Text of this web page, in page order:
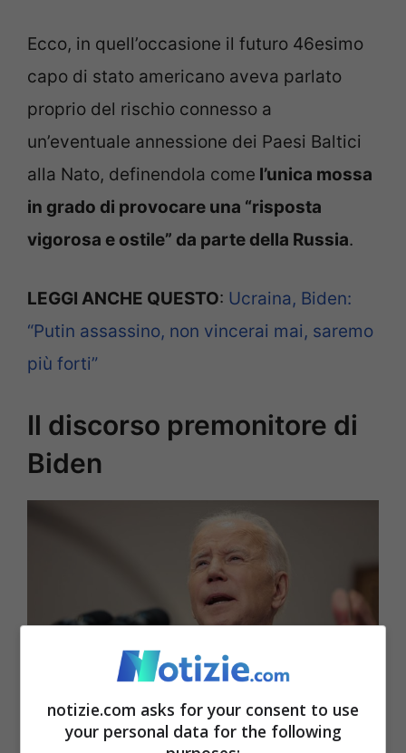
Ecco, in quell’occasione il futuro 46esimo
capo di stato americano aveva parlato
proprio del rischio connesso a
un’eventuale annessione dei Paesi Baltici
alla Nato, definendola come l’unica mossa
in grado di provocare una “risposta
vigorosa e ostile” da parte della Russia.
LEGGI ANCHE QUESTO: Ucraina, Biden:
“Putin assassino, non vincerai mai, saremo
più forti”
Il discorso premonitore di
Biden
notizie.com asks for your consent to use
your personal data for the following